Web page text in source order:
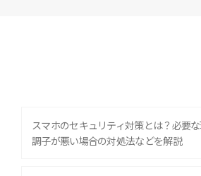
スマホのセキュリティ対策とは？必要
調子が悪い場合の対処法などを解説